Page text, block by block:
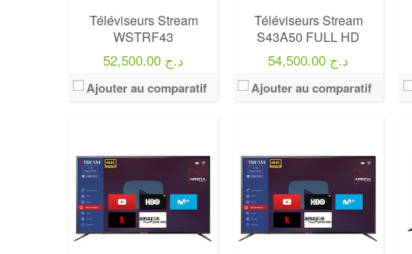
Téléviseurs Stream
WSTRF43
52,500.00 د.ج
Ajouter au comparatif
Téléviseurs Stream
S43A50 FULL HD
54,500.00 د.ج
Ajouter au comparatif
Prix: 75000
Définition:UHD TV
View Details →
Prix: 75000
Définition:UHD TV
View Details →